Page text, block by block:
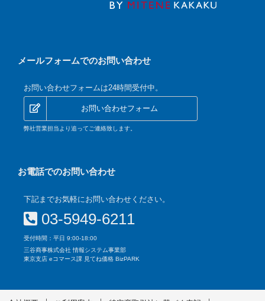
メールフォームでのお問い合わせ
お問い合わせフォームは24時間受付中。
お問い合わせフォーム
弊社営業担当より追ってご連絡致します。
お電話でのお問い合わせ
下記までお気軽にお問い合わせください。
03-5949-6211
受付時間：平日 9:00-18:00
三谷商事株式会社 情報システム事業部
東京支店 eコマース課 見てね価格 BizPARK